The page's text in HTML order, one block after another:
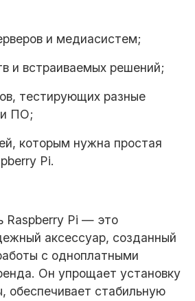
и медиасистем;
и встраиваемых решений;
тестирующих разные
ПО;
которым нужна простая
Pi.
Raspberry Pi — это
аксессуар, созданный
с одноплатными
Он упрощает установку
обеспечивает стабильную